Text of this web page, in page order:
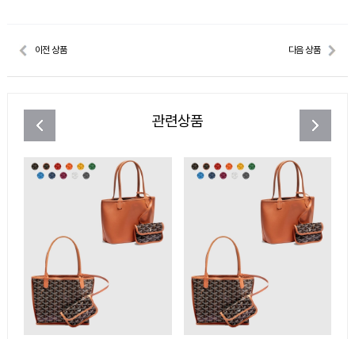
이전 상품 다음 상품
관련상품